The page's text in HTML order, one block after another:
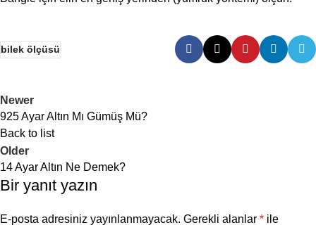
bilek ölçüsü
Newer
925 Ayar Altın Mı Gümüş Mü?
Back to list
Older
14 Ayar Altın Ne Demek?
Bir yanıt yazın
E-posta adresiniz yayınlanmayacak. Gerekli alanlar * ile